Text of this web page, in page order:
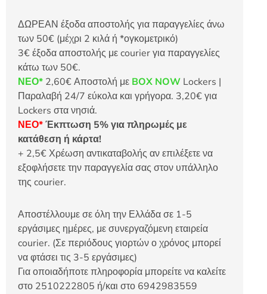
ΔΩΡΕΑΝ έξοδα αποστολής για παραγγελίες άνω
των 50€ (μέχρι 2 κιλά ή *ογκομετρικό)
3€ έξοδα αποστολής με courier για παραγγελίες
κάτω των 50€.
ΝΕΟ* 2,60€ Αποστολή με BOX NOW Lockers |
Παραλαβή 24/7 εύκολα και γρήγορα. 3,20€ για
Lockers στα νησιά.
ΝΕΟ*Έκπτωση 5% για πληρωμές με
κατάθεση ή κάρτα!
+ 2,5€ Χρέωση αντικαταβολής αν επιλέξετε να
εξοφλήσετε την παραγγελία σας στον υπάλληλο
της courier.
Αποστέλλουμε σε όλη την Ελλάδα σε 1-5
εργάσιμες ημέρες, με συνεργαζόμενη εταιρεία
courier. (Σε περιόδους γιορτών ο χρόνος μπορεί
να φτάσει τις 3-5 εργάσιμες)
Για οποιαδήποτε πληροφορία μπορείτε να καλείτε
στο 2510222805 ή/και στο 6942983559